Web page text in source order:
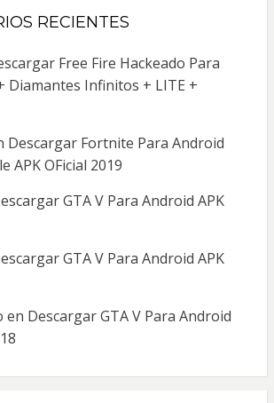
RECIENTES
Free Fire Hackeado Para
Diamantes Infinitos + LITE +
Descargar Fortnite Para Android
APK OFicial 2019
GTA V Para Android APK
GTA V Para Android APK
en Descargar GTA V Para Android